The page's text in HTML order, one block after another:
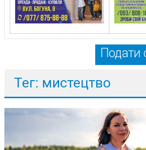
Подати
Тег: мистецтво